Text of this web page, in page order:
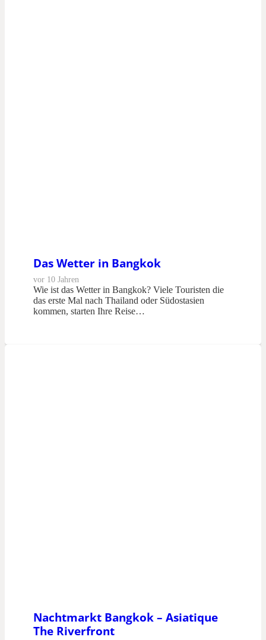
Das Wetter in Bangkok
vor 10 Jahren
Wie ist das Wetter in Bangkok? Viele Touristen die
das erste Mal nach Thailand oder Südostasien
kommen, starten Ihre Reise…
Nachtmarkt Bangkok – Asiatique
The Riverfront